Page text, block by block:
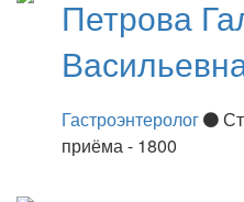
Петрова
Гастроэнтеролог
приёма - 1800